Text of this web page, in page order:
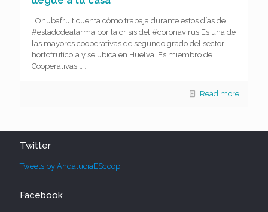
Onubafruit cuenta cómo trabaja durante estos días de
#estadodealarma por la crisis del #coronavirus Es una de
las mayores cooperativas de segundo grado del sector
hortofrutícola y se ubica en Huelva. Es miembro de
Cooperativas […]
Read more
Twitter
Tweets by AndaluciaEScoop
Facebook